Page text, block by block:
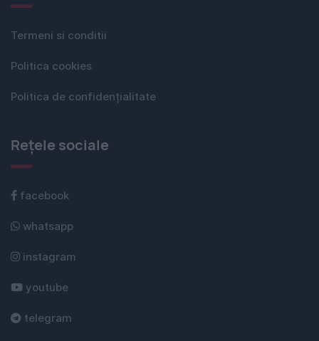
Termeni si conditii
Politica cookies
Politica de confidențialitate
Rețele sociale
facebook
whatsapp
instagram
youtube
telegram